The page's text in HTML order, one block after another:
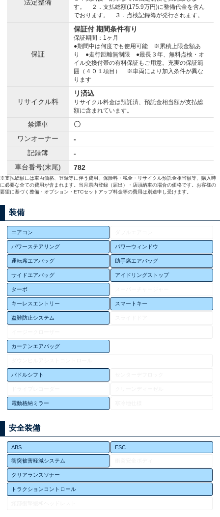
法定整備
す。 ２．支払総額(175.9万円)に整備代金を含ん
でおります。 ３．点検記録簿が発行されます。
保証
保証付 期間条件有り
保証期間：1ヶ月
●期間中は何度でも使用可能 ※累積上限金額あ
り ●走行距離無制限 ●最長３年、無料点検・オ
イル交換付帯の有料保証もご用意。充実の保証範
囲（４０１項目） ※車両により加入条件が異な
ります
リサイクル料
リ済込
リサイクル料金は預託済、預託金相当額が支払総
額に含まれています。
禁煙車
〇
ワンオーナー
-
記録簿
-
車台番号(末尾)
782
※支払総額には車両価格、登録等に伴う費用、保険料・税金・リサイクル預託金相当額等、購入時
に必要な全ての費用が含まれます。当月県内登録（届出）・店頭納車の場合の価格です。お客様の
要望に基づく整備・オプション・ETCセットアップ料金等の費用は別途申し受けます。
装備
エアコン
パワーステアリング パワーウィンドウ
運転席エアバッグ 助手席エアバッグ
サイドエアバッグ アイドリングストップ
ターボ
キーレスエントリー スマートキー
盗難防止システム
カーテンエアバッグ
パドルシフト
電動格納ミラー
安全装備
ABS ESC
衝突被害軽減システム
クリアランスソナー
トラクションコントロール